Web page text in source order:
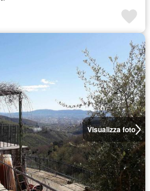
Visualizza foto